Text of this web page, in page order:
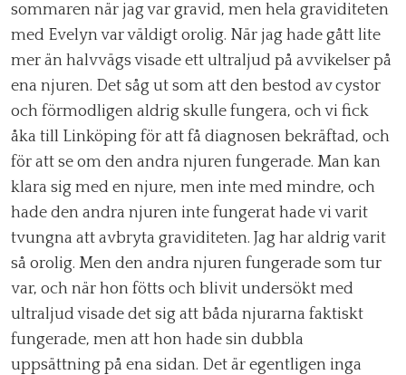
sommaren när jag var gravid, men hela graviditeten
med Evelyn var väldigt orolig. När jag hade gått lite
mer än halvvägs visade ett ultraljud på avvikelser på
ena njuren. Det såg ut som att den bestod av cystor
och förmodligen aldrig skulle fungera, och vi fick
åka till Linköping för att få diagnosen bekräftad, och
för att se om den andra njuren fungerade. Man kan
klara sig med en njure, men inte med mindre, och
hade den andra njuren inte fungerat hade vi varit
tvungna att avbryta graviditeten. Jag har aldrig varit
så orolig. Men den andra njuren fungerade som tur
var, och när hon fötts och blivit undersökt med
ultraljud visade det sig att båda njurarna faktiskt
fungerade, men att hon hade sin dubbla
uppsättning på ena sidan. Det är egentligen inga